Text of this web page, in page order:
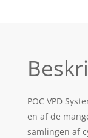
POC VPD
en af de
samlingen af